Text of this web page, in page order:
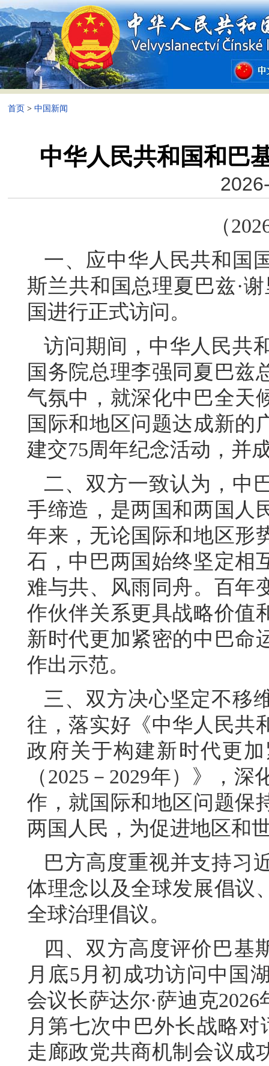
首页 > 中国新闻
中华人民共和国和巴
（
一、应中华人民共和国
斯兰共和国总理夏巴兹·
国进行正式访问。
访问期间，中华人民共
国务院总理李强同夏巴兹
气氛中，就深化中巴全天
国际和地区问题达成新的
建交75周年纪念活动，并
二、双方一致认为，中
手缔造，是两国和两国人
年来，无论国际和地区形
石，中巴两国始终坚定相
难与共、风雨同舟。百年
作伙伴关系更具战略价值
新时代更加紧密的中巴命
作出示范。
三、双方决心坚定不移
往，落实好《中华人民共
政府关于构建新时代更
（2025－2029年）》，
作，就国际和地区问题保
两国人民，为促进地区和
巴方高度重视并支持习
体理念以及全球发展倡议
全球治理倡议。
四、双方高度评价巴基
月底5月初成功访问中国
会议长萨达尔·萨迪克
月第七次中巴外长战略
走廊政党共商机制会议成